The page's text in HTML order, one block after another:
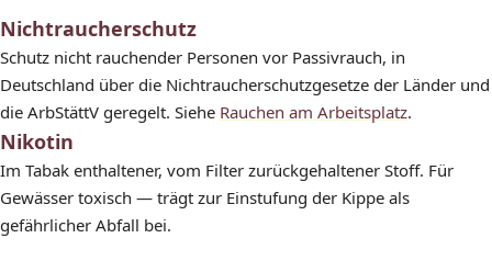
Nichtraucherschutz
Schutz nicht rauchender Personen vor Passivrauch, in
Deutschland über die Nichtraucherschutzgesetze der Länder und
die ArbStättV geregelt. Siehe Rauchen am Arbeitsplatz.
Nikotin
Im Tabak enthaltener, vom Filter zurückgehaltener Stoff. Für
Gewässer toxisch — trägt zur Einstufung der Kippe als
gefährlicher Abfall bei.